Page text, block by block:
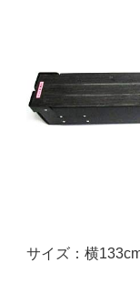
サイズ：横